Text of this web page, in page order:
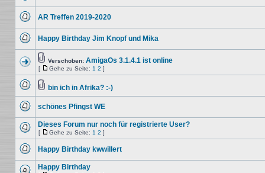
Beiträge
Beiträge
AR Treffen 2019-2020
ungelesenen
Beiträge
Happy Birthday Jim Knopf und Mika
Verschobenes
Thema
Dateianhang
Verschoben: AmigaOs 3.1.4.1 ist online
[
Gehe
Seite
Gehe zu Seite: 1 2 ]
Beiträge
bin ich in Afrika? :-)
ungelesenen
Beiträge
schönes Pfingst WE
Keine
Beiträge
Dieses Forum nur noch für registrierte User?
[
Gehe
Seite
Gehe zu Seite: 1 2 ]
ungelesenen
Beiträge
Happy Birthday kwwillert
Happy Birthday